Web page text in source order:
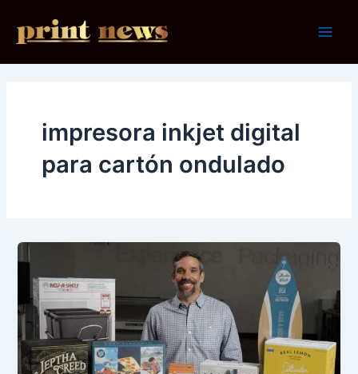
contenido
impresora inkjet digital
para cartón ondulado